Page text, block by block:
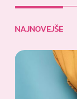
NAJNOVEJŠE